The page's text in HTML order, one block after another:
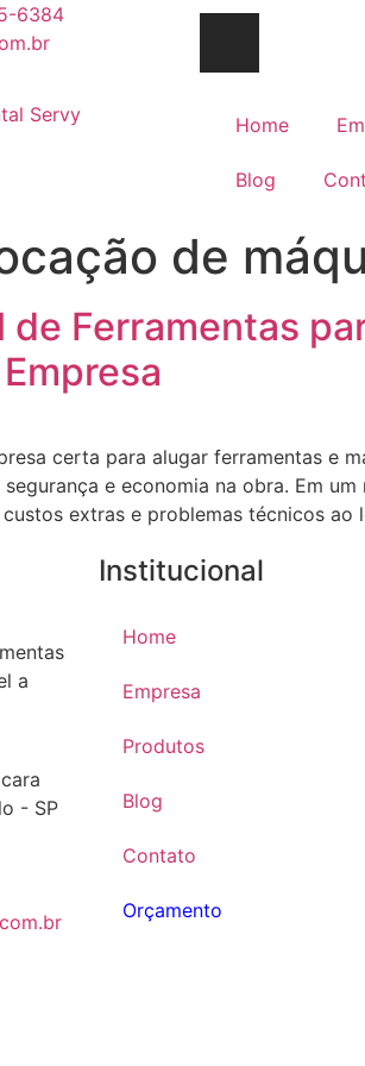
6384
Home
Blog
de
de Ferramentas
certa para alugar ferramentas e
e economia na obra. Em
extras e problemas técnicos
a
- SP
Institucional
Home
Empresa
Produtos
Blog
Contato
Orçamento